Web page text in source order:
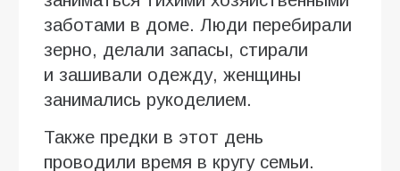
заботами в доме. Люди перебирали
зерно, делали запасы, стирали
и зашивали одежду, женщины
занимались рукоделием.
Также предки в этот день
проводили время в кругу семьи.